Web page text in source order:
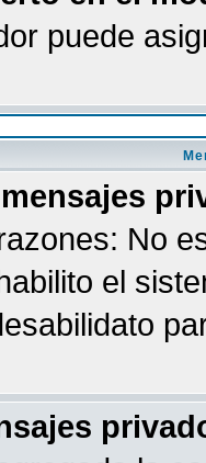
puede
No
el